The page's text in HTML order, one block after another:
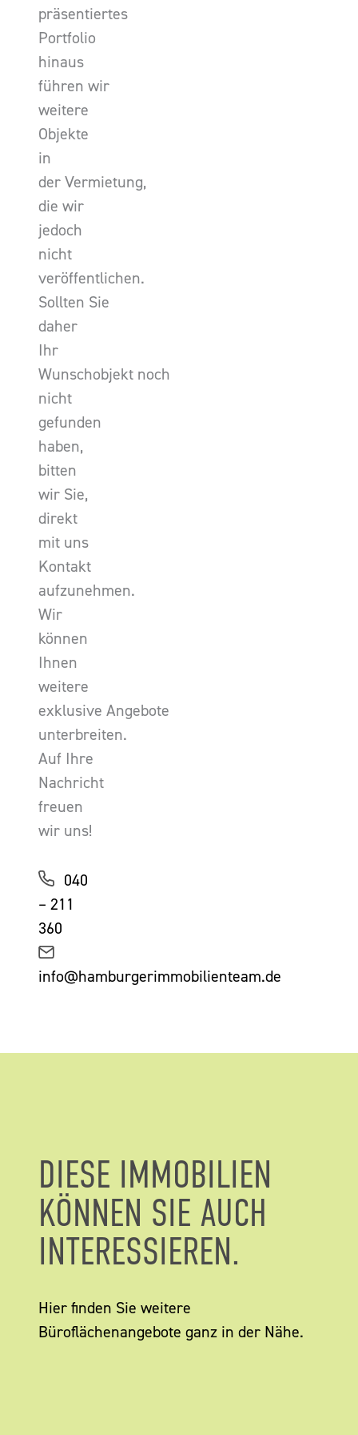
präsentiertes
Portfolio
hinaus
führen wir
weitere
Objekte
in
der Vermietung,
die wir
jedoch
nicht
veröffentlichen.
Sollten Sie
daher
Ihr
Wunschobjekt noch
nicht
gefunden
haben,
bitten
wir Sie,
direkt
mit uns
Kontakt
aufzunehmen.
Wir
können
Ihnen
weitere
exklusive Angebote
unterbreiten.
Auf Ihre
Nachricht
freuen
wir uns!
040
– 211
360
info@hamburgerimmobilienteam.de
DIESE IMMOBILIEN
KÖNNEN SIE AUCH
INTERESSIEREN.
Hier finden Sie weitere
Büroflächenangebote ganz in der Nähe.